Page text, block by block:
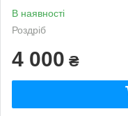
В наявності
Роздріб
4 000 ₴